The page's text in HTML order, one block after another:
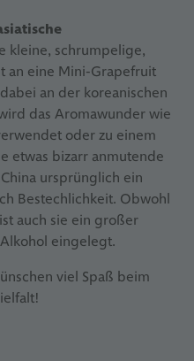
kleine, schrumpelige,
an eine Mini-Grapefruit
an der koreanischen
das Aromawunder wie
oder zu einem
etwas bizarr anmutende
ursprünglich ein
Bestechlichkeit. Obwohl
auch sie ein großer
eingelegt.
viel Spaß beim